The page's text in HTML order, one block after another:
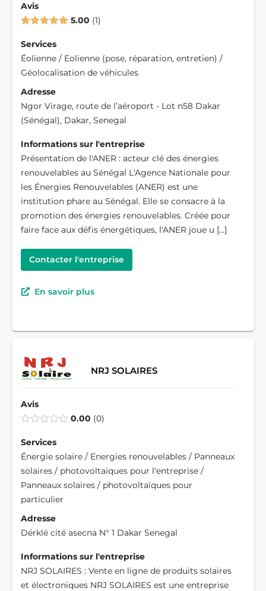
Avis
5.00 1
Services
Éolienne / Eolienne (pose, réparation, entretien) /
Géolocalisation de véhicules
Adresse
Ngor Virage, route de l’aéroport - Lot n58 Dakar
(Sénégal), Dakar, Senegal
Informations sur l'entreprise
Présentation de l'ANER : acteur clé des énergies
renouvelables au Sénégal L'Agence Nationale pour
les Énergies Renouvelables (ANER) est une
institution phare au Sénégal. Elle se consacre à la
promotion des énergies renouvelables. Créée pour
faire face aux défis énergétiques, l'ANER joue u […]
Contacter l'entreprise
En savoir plus
NRJ SOLAIRES
Avis
0.00 0
Services
Énergie solaire / Energies renouvelables / Panneaux
solaires / photovoltaïques pour l'entreprise /
Panneaux solaires / photovoltaïques pour
particulier
Adresse
Dérklé cité asecna N° 1 Dakar Senegal
Informations sur l'entreprise
NRJ SOLAIRES : Vente en ligne de produits solaires
et électroniques NRJ SOLAIRES est une entreprise